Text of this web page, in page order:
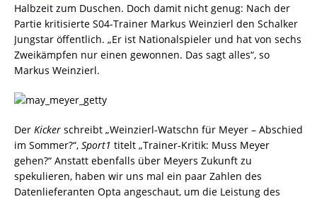
Halbzeit zum Duschen. Doch damit nicht genug: Nach der
Partie kritisierte S04-Trainer Markus Weinzierl den Schalker
Jungstar öffentlich. „Er ist Nationalspieler und hat von sechs
Zweikämpfen nur einen gewonnen. Das sagt alles“, so
Markus Weinzierl.
Der Kicker schreibt „Weinzierl-Watschn für Meyer – Abschied
im Sommer?“, Sport1 titelt „Trainer-Kritik: Muss Meyer
gehen?“ Anstatt ebenfalls über Meyers Zukunft zu
spekulieren, haben wir uns mal ein paar Zahlen des
Datenlieferanten Opta angeschaut, um die Leistung des